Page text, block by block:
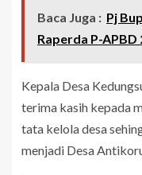
Baca Juga : Pj
Raperda P-APBD
Kepala Desa
terima kasih kepada
tata kelola desa
menjadi Desa